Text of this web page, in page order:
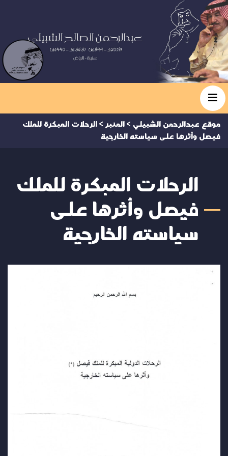
موقع عبدالرحمن الشبيلي > المنبر > الرحلات المبكرة للملك
فيصل وأثرها على سياسته الخارجية
الرحلات المبكرة للملك
فيصل وأثرها على
سياسته الخارجية